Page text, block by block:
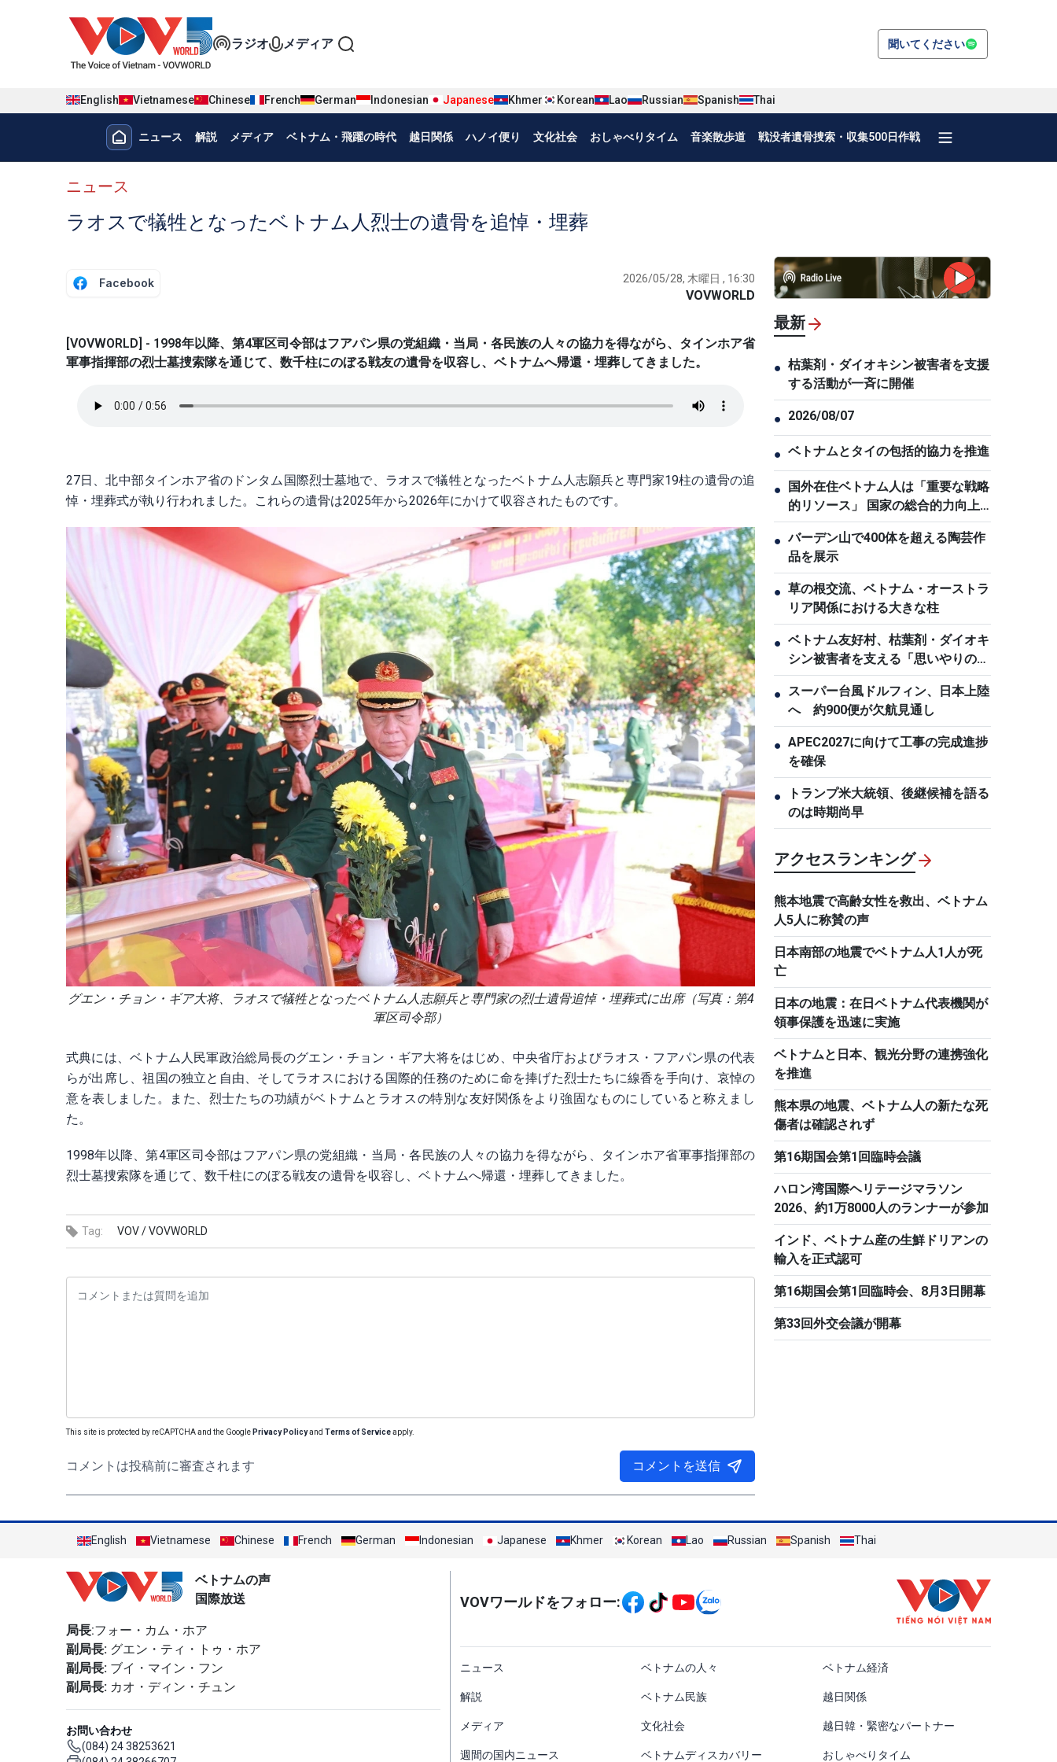
Đa phương tiện tiếng Nhật
ラジオ メディア 聞いてください
English Vietnamese Chinese French German Indonesian Japanese Khmer Korean Lao Russian Spanish Thai
Menu trang chủ tiếng nhật
ニュース 解説 メディア ベトナム・飛躍の時代 越日関係 ハノイ便り 文化社会 おしゃべりタイム 音楽散歩道 戦没者遺骨捜索・収集500日作戦
menu phụ tiếng Nhật
ニュース
ラオスで犠牲となったベトナム人烈士の遺骨を追悼・埋葬
Facebook 2026/05/28, 木曜日 , 16:30
VOVWORLD
[VOVWORLD] - 1998年以降、第4軍区司令部はフアパン県の党組織・当局・各民族の人々の協力を得ながら、タインホア省
軍事指揮部の烈士墓捜索隊を通じて、数千柱にのぼる戦友の遺骨を収容し、ベトナムへ帰還・埋葬してきました。
27日、北中部タインホア省のドンタム国際烈士墓地で、ラオスで犠牲となったベトナム人志願兵と専門家19柱の遺骨の追
悼・埋葬式が執り行われました。これらの遺骨は2025年から2026年にかけて収容されたものです。
グエン・チョン・ギア大将、ラオスで犠牲となったベトナム人志願兵と専門家の烈士遺骨追悼・埋葬式に出席（写真：第4
軍区司令部）
式典には、ベトナム人民軍政治総局長のグエン・チョン・ギア大将をはじめ、中央省庁およびラオス・フアパン県の代表
らが出席し、祖国の独立と自由、そしてラオスにおける国際的任務のために命を捧げた烈士たちに線香を手向け、哀悼の
意を表しました。また、烈士たちの功績がベトナムとラオスの特別な友好関係をより強固なものにしていると称えまし
た。
1998年以降、第4軍区司令部はフアパン県の党組織・当局・各民族の人々の協力を得ながら、タインホア省軍事指揮部の
烈士墓捜索隊を通じて、数千柱にのぼる戦友の遺骨を収容し、ベトナムへ帰還・埋葬してきました。
Tag: VOV /VOVWORLD
This site is protected by reCAPTCHA and the Google Privacy Policyand Terms of Serviceapply.
コメントは投稿前に審査されます コメントを送信
最新
● 枯葉剤・ダイオキシン被害者を支援
する活動が一斉に開催
● 2026/08/07
● ベトナムとタイの包括的協力を推進
●
国外在住ベトナム人は「重要な戦略
的リソース」 国家の総合的力向上
に貢献
● バーデン山で400体を超える陶芸作
品を展示
● 草の根交流、ベトナム・オーストラ
リア関係における大きな柱
● ベトナム友好村、枯葉剤・ダイオキ
シン被害者を支える「思いやりの
家」
● スーパー台風ドルフィン、日本上陸
へ 約900便が欠航見通し
● APEC2027に向けて工事の完成進捗
を確保
●
トランプ米大統領、後継候補を語る
のは時期尚早
アクセスランキング
熊本地震で高齢女性を救出、ベトナム
人5人に称賛の声
日本南部の地震でベトナム人1人が死
亡
日本の地震：在日ベトナム代表機関が
領事保護を迅速に実施
ベトナムと日本、観光分野の連携強化
を推進
熊本県の地震、ベトナム人の新たな死
傷者は確認されず
第16期国会第1回臨時会議
ハロン湾国際ヘリテージマラソン
2026、約1万8000人のランナーが参加
インド、ベトナム産の生鮮ドリアンの
輸入を正式認可
第16期国会第1回臨時会、8月3日開幕
第33回外交会議が開幕
English Vietnamese Chinese French German Indonesian Japanese Khmer Korean Lao Russian Spanish Thai
ベトナムの声
国際放送
局長:フォー・カム・ホア
副局長: グエン・ティ・トゥ・ホア
副局長: ブイ・マイン・フン
副局長: カオ・ディン・チュン
お問い合わせ
(084) 24 38253621
VOVワールドをフォロー:
menu footer tiếng Nhật
ニュース ベトナムの人々 ベトナム経済
解説 ベトナム民族 越日関係
メディア 文化社会 越日韓・緊密なパートナー
週間の国内ニュース ベトナムディスカバリー おしゃべりタイム